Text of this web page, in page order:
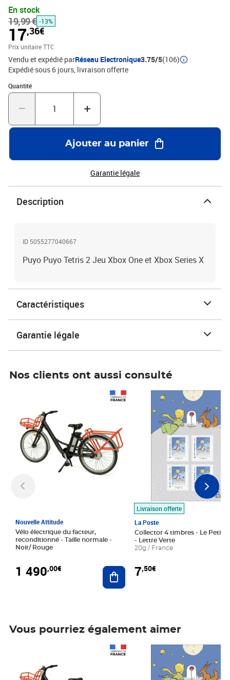
En stock
19,99 € -13%
17,36€
Prix unitaire TTC
Vendu et expédié parRéseau Electronique3.75/5(106)
Expédié sous 6 jours livraison offerte
Quantité
Quantité : 1
Ajouter au panier
Garantie légale
Description
ID 5055277040667
Puyo Puyo Tetris 2 Jeu Xbox One et Xbox Series X
Caractéristiques
Garantie légale
Nos clients ont aussi consulté
Nouvelle Attitude
Vélo électrique du facteur,
reconditionné - Taille normale -
Noir/ Rouge
1 490,00€ Ajouter au panier
Livraison offerte
La Poste
Collector 4 timbres - Le Petit
- Lettre Verte
20g / France
7,50€
Prix 7,50€
Vous pourriez également aimer
Prix 7,50€